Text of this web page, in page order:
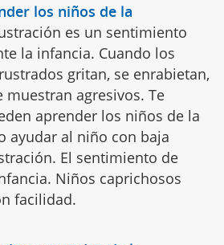
los niños de la
es un sentimiento
la infancia. Cuando los
gritan, se enrabietan,
agresivos. Te
aprender los niños de la
ayudar al niño con baja
El sentimiento de
Niños caprichosos
facilidad.